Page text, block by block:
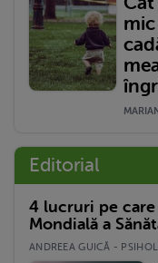
mic
Editorial
4 lucruri pe
Mondială a
ANDREEA GUICĂ -